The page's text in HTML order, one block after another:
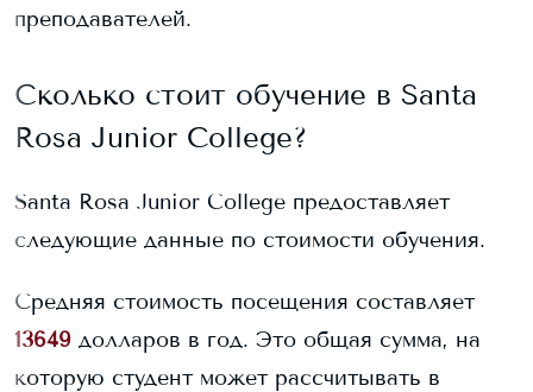
преподавателей.
Сколько стоит обучение в Santa
Rosa Junior College?
Santa Rosa Junior College предоставляет
следующие данные по стоимости обучения.
Средняя стоимость посещения составляет
13649 долларов в год. Это общая сумма, на
которую студент может рассчитывать в